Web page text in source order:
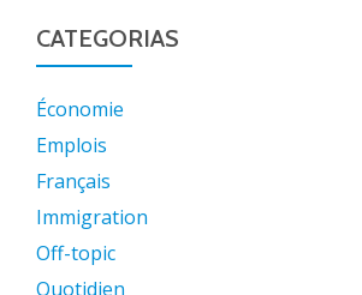
CATEGORIAS
Économie
Emplois
Français
Immigration
Off-topic
Quotidien